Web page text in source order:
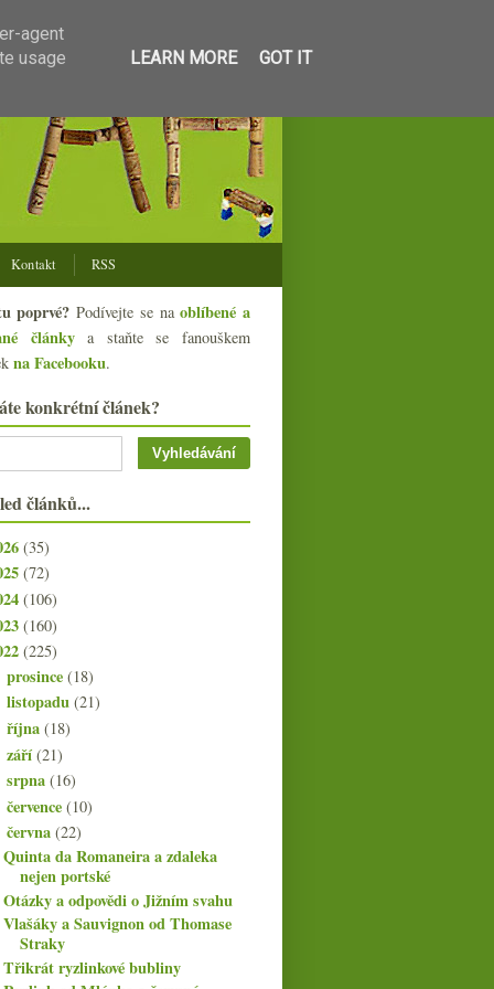
Kontakt RSS
poprvé? Podívejte se naoblíbené a
článkya staňte se fanouškem
na Facebooku.
konkrétní článek?
článků...
(35)
(72)
(106)
(160)
(225)
prosince(18)
listopadu(21)
října(18)
září(21)
srpna(16)
července(10)
června(22)
Quinta da Romaneira a zdaleka
nejen portské
Otázky a odpovědi o Jižním svahu
Vlašáky a Sauvignon od Thomase
Straky
Třikrát ryzlinkové bubliny
agent
usage
LEARN MORE GOT IT